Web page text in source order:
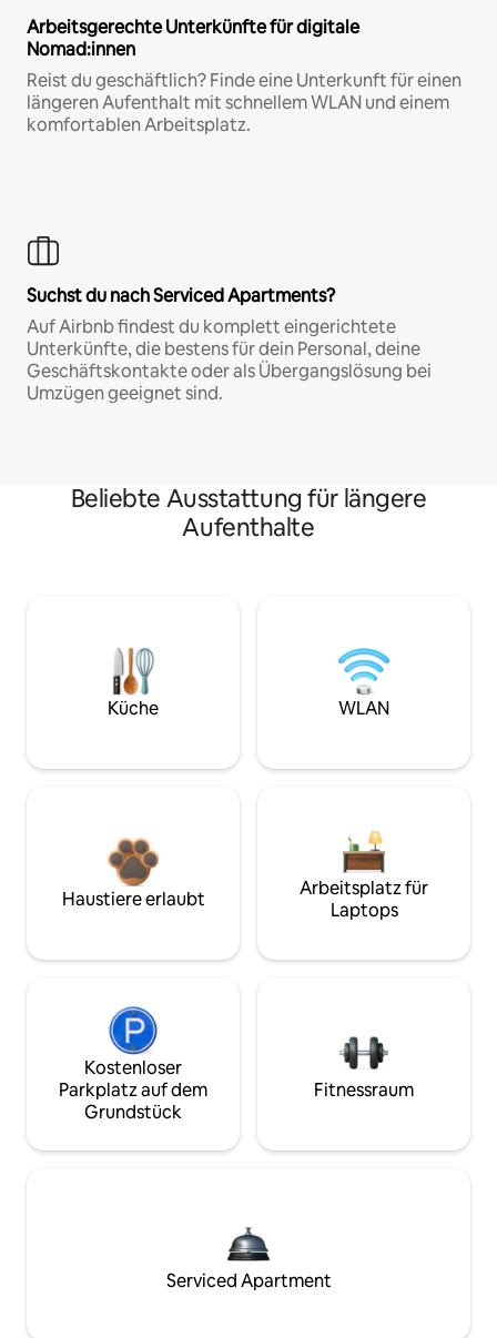
Arbeitsgerechte Unterkünfte für digitale
Nomad:innen
Reist du geschäftlich? Finde eine Unterkunft für einen
längeren Aufenthalt mit schnellem WLAN und einem
komfortablen Arbeitsplatz.
Suchst du nach Serviced Apartments?
Auf Airbnb findest du komplett eingerichtete
Unterkünfte, die bestens für dein Personal, deine
Geschäftskontakte oder als Übergangslösung bei
Umzügen geeignet sind.
Beliebte Ausstattung für längere
Aufenthalte
Küche WLAN
Haustiere erlaubt
Arbeitsplatz für
Laptops
Kostenloser
Parkplatz auf dem
Grundstück
Fitnessraum
Serviced Apartment